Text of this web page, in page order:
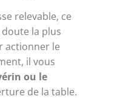
relevable, ce
la plus
actionner le
il vous
ou le
de la table.